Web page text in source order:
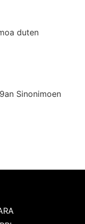
duten
Sinonimoen